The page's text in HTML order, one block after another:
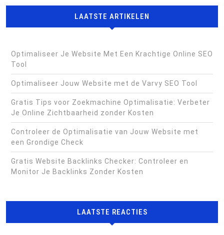
LAATSTE ARTIKELEN
Optimaliseer Je Website Met Een Krachtige Online SEO
Tool
Optimaliseer Jouw Website met de Varvy SEO Tool
Gratis Tips voor Zoekmachine Optimalisatie: Verbeter
Je Online Zichtbaarheid zonder Kosten
Controleer de Optimalisatie van Jouw Website met
een Grondige Check
Gratis Website Backlinks Checker: Controleer en
Monitor Je Backlinks Zonder Kosten
LAATSTE REACTIES